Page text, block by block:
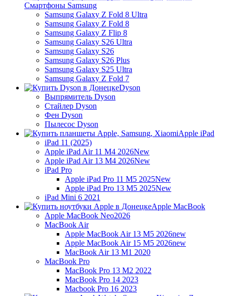
Смартфоны Samsung
Samsung Galaxy Z Fold 8 Ultra
Samsung Galaxy Z Fold 8
Samsung Galaxy Z Flip 8
Samsung Galaxy S26 Ultra
Samsung Galaxy S26
Samsung Galaxy S26 Plus
Samsung Galaxy S25 Ultra
Samsung Galaxy Z Fold 7
Dyson
Выпрямитель Dyson
Стайлер Dyson
Фен Dyson
Пылесос Dyson
Apple iPad
iPad 11 (2025)
Apple iPad Air 11 M4 2026New
Apple iPad Air 13 M4 2026New
iPad Pro
Apple iPad Pro 11 M5 2025New
Apple iPad Pro 13 M5 2025New
iPad Mini 6 2021
Apple MacBook
Apple MacBook Neo2026
MacBook Air
Apple MacBook Air 13 M5 2026new
Apple MacBook Air 15 M5 2026new
MacBook Air 13 M1 2020
MacBook Pro
MacBook Pro 13 M2 2022
MacBook Pro 14 2023
Macbook Pro 16 2023